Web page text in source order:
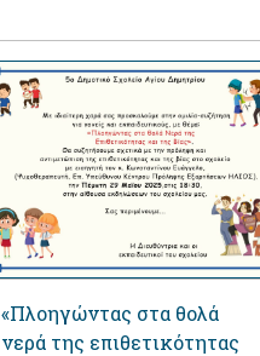
«Πλοηγώντας στα θολά
νερά της επιθετικότητας